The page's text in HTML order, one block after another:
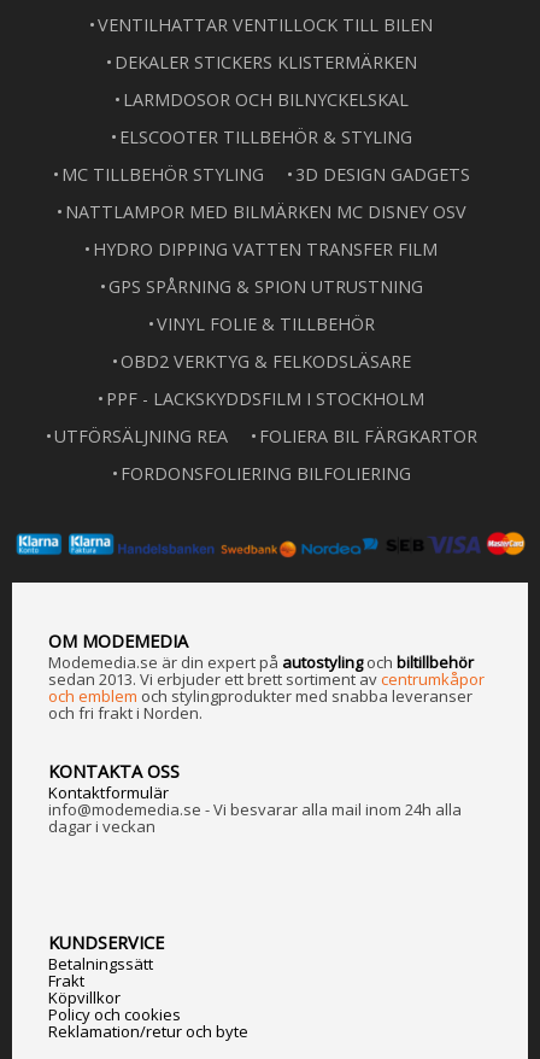
VENTILHATTAR VENTILLOCK TILL BILEN
DEKALER STICKERS KLISTERMÄRKEN
LARMDOSOR OCH BILNYCKELSKAL
ELSCOOTER TILLBEHÖR & STYLING
MC TILLBEHÖR STYLING
3D DESIGN GADGETS
NATTLAMPOR MED BILMÄRKEN MC DISNEY OSV
HYDRO DIPPING VATTEN TRANSFER FILM
GPS SPÅRNING & SPION UTRUSTNING
VINYL FOLIE & TILLBEHÖR
OBD2 VERKTYG & FELKODSLÄSARE
PPF - LACKSKYDDSFILM I STOCKHOLM
UTFÖRSÄLJNING REA
FOLIERA BIL FÄRGKARTOR
FORDONSFOLIERING BILFOLIERING
OM MODEMEDIA
Modemedia.se är din expert på autostylingoch biltillbehör
sedan 2013. Vi erbjuder ett brett sortiment avcentrumkåpor
och emblem och stylingprodukter med snabba leveranser
och fri frakt i Norden.
KONTAKTA OSS
Kontaktformulär
info@modemedia.se - Vi besvarar alla mail inom 24h alla
dagar i veckan
KUNDSERVICE
Betalningssätt
Frakt
Köpvillkor
Policy och cookies
Reklamation/retur och byte